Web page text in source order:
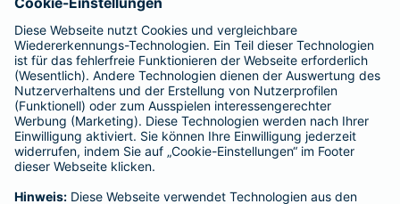
Barmenia ist Teil der BarmeniaGothaer
BELIEBTE SEITEN
Kranken-Zusatzversicherung
Tierversicherungen
Haftpflichtversicherung
Hausratversicherung